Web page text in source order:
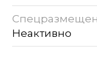
Неактивно